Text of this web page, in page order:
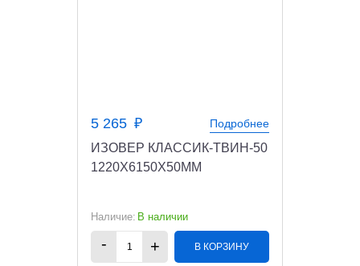
5 265 Подробнее
ИЗОВЕР КЛАССИК-ТВИН-50
1220X6150X50ММ
В наличии
В КОРЗИНУ